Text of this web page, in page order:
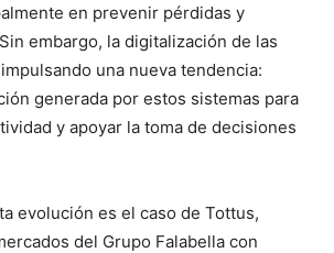
en prevenir pérdidas y
embargo, la digitalización de las
una nueva tendencia:
generada por estos sistemas para
y apoyar la toma de decisiones
evolución es el caso de Tottus,
del Grupo Falabella con